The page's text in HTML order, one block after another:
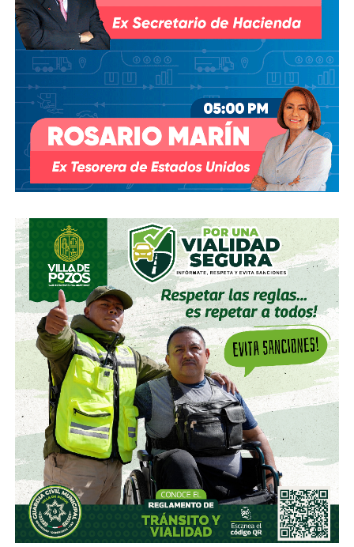
“Aunque habíamos dicho antes del partido que el fútbol no
tenía nada que ver con la guerra de las Malvinas, sabíamos
que habían matado a muchos chicos argentinos ahí.Los
mataron como pajaritos. Y eso era la revancha”.
Roberto Perfumo, ex jugador argentino, fue más claro
todavía: “En 1986, ganarle a Inglaterra era suficiente.
Ganar el Mundial era secundario para nosotros.
Ganarle a Inglaterra era nuestro verdadero objetivo.”
La herida no se cerró en 1986, pero tampoco en 1998,
Final del Mundial de Francia. Un primer tiempo trepidante
que acabó 2 por 2 tras un golazo deMichael Oweny un
icónico tanto de
Javier Zanettitras un tiro libre. La
segunda mitad quedaría marcada porla expulsión del
entonces joven David Beckham por una patada al
‘Cholo’ Simeone que convertiría al ‘Spice Boy’ en
villano nacional por un buen rato. Los sudamericanos
se acabarían imponiendo en penales.
El asunto menos se calmó en 2002, cuando en Corea-
Japón, el mismoBeckham cobró el penal que eliminó a
Argentina en la Fase de Grupos. Los de Marcelo Bielsa
se fueron a las primeras de cambio de un Mundial al que
llegaron como favoritos y,
por primera vez desde la
guerra, volvieron a caer ante los inglesesen
semejantes instancias.